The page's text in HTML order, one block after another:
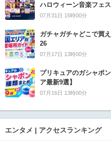
ハロウィーン音楽フェ
07月31日 15時00分
ガチャガチャどこで買
26
07月17日 13時00分
プリキュアのガシャポ
ア最新9選】
07月16日 13時00分
エンタメ | アクセスランキング